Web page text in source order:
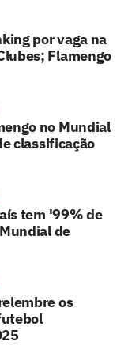
por vaga na
Flamengo
no Mundial
classificação
tem '99% de
de
os